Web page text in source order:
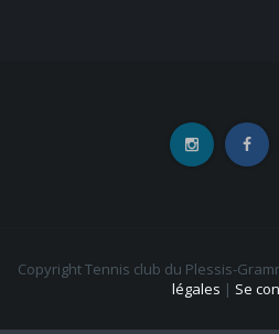
Copyright Tennis club du Plessis-
légales | Se